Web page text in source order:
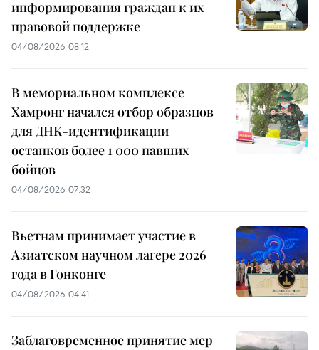
информирования граждан к их
правовой поддержке
04/08/2026 08:12
В мемориальном комплексе
Хамронг начался отбор образцов
для ДНК-идентификации
останков более 1 000 павших
бойцов
04/08/2026 07:32
Вьетнам принимает участие в
Азиатском научном лагере 2026
года в Гонконге
04/08/2026 04:41
Заблаговременное принятие мер